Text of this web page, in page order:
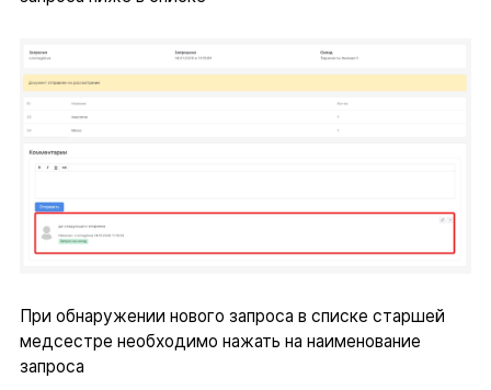
При обнаружении нового запроса в списке старшей
медсестре необходимо нажать на наименование
запроса